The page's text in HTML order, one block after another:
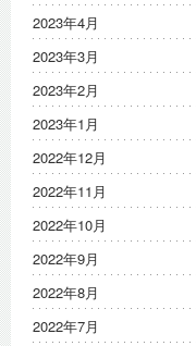
2023年4月
2023年3月
2023年2月
2023年1月
2022年12月
2022年11月
2022年10月
2022年9月
2022年8月
2022年7月